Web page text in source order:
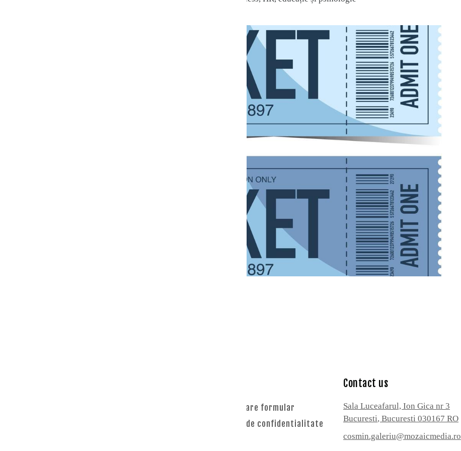
Completare formular
Politica de confidentialitate
Contact us
Sala Luceafarul, Ion Gica nr 3
Bucuresti, Bucuresti 030167 RO
cosmin.galeriu@mozaicmedia.ro